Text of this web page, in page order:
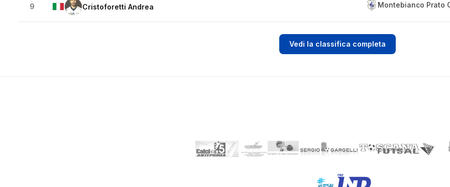
9 Cristoforetti Andrea Montebianco Prato
Vedi la classifica completa